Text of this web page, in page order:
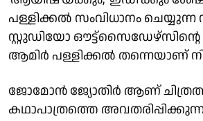
പള്ളിക്കൽ സംവിധാനം ചെയ്യുന്ന
സ്റ്റുഡിയോ
ആമിർ പള്ളിക്കൽ തന്നെയാണ്
ജോമോൻ ജ്യോതിർ ആണ്
കഥാപാത്രത്തെ